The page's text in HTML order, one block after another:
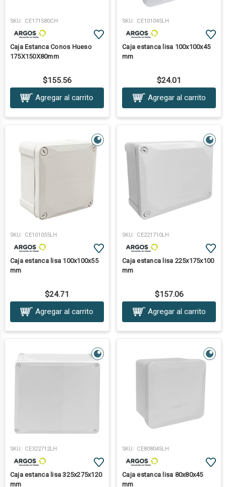
SKU: CE171580CH
Caja Estanca Conos Hueso
175X150X80mm
$155.56
Agregar al carrito
SKU: CE101045LH
Caja estanca lisa 100x100x45
mm
$24.01
Agregar al carrito
SKU: CE101055LH
Caja estanca lisa 100x100x55
mm
$24.71
Agregar al carrito
SKU: CE221710LH
Caja estanca lisa 225x175x100
mm
$157.06
Agregar al carrito
SKU: CE322712LH
Caja estanca lisa 325x275x120
mm
SKU: CE808045LH
Caja estanca lisa 80x80x45
mm